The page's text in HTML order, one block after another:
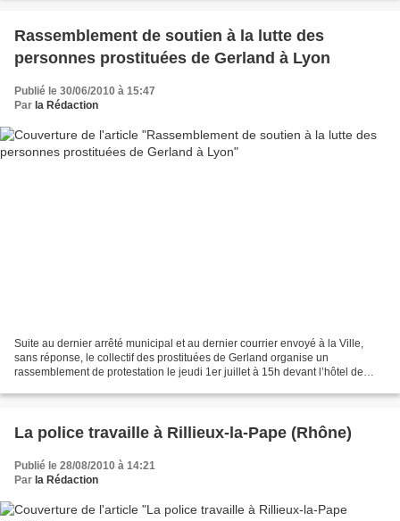
Rassemblement de soutien à la lutte des
personnes prostituées de Gerland à Lyon
Publié le 30/06/2010 à 15:47
Par la Rédaction
Suite au dernier arrêté municipal et au dernier courrier envoyé à la Ville,
sans réponse, le collectif des prostituées de Gerland organise un
rassemblement de protestation le jeudi 1er juillet à 15h devant l’hôtel de
La police travaille à Rillieux-la-Pape (Rhône)
Publié le 28/08/2010 à 14:21
Par la Rédaction